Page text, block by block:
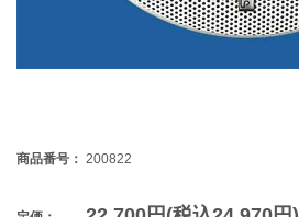
商品番号： 200822